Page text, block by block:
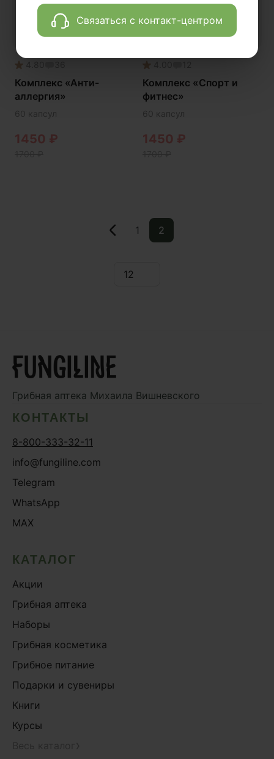
Связаться с контакт-центром
Комплекс «Анти-
аллергия»
60 капсул
1450 ₽
Комплекс «Спорт и
фитнес»
60 капсул
1450 ₽
1 2
Грибная аптека Михаила Вишневского
КОНТАКТЫ
8-800-333-32-11
info@fungiline.com
Telegram
WhatsApp
MAX
КАТАЛОГ
Акции
Грибная аптека
Наборы
Грибная косметика
Грибное питание
Подарки и сувениры
Книги
Курсы